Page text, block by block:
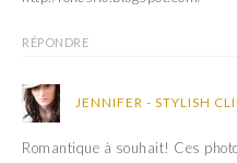
RÉPONDRE
JENNIFER - STYLISH
Romantique à souhait! Ces